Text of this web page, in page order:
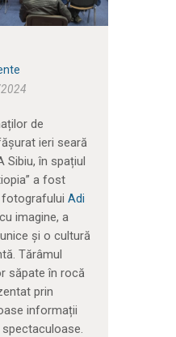
de
ieri seară
Sibiu, în spațiul
a fost
fotografului Adi
imagine, a
și o cultură
Tărâmul
săpate în rocă
prin
informații